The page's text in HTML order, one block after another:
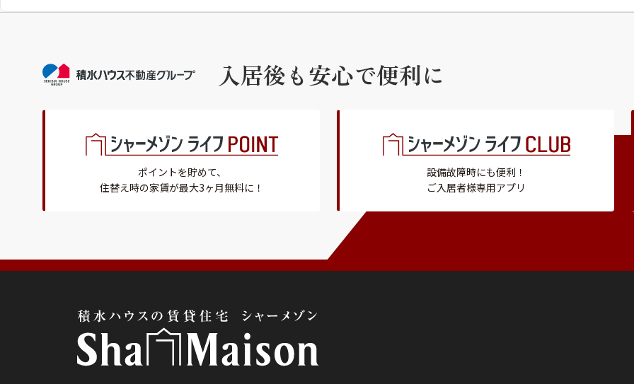
入居後も安心で便利に
ポイントを貯めて、
住替え時の家賃が最大3ヶ月無料に！
設備故障時にも便利！
ご入居者様専用アプリ